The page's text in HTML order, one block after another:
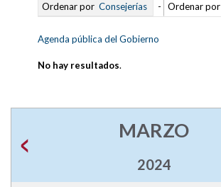
Ordenar por Consejerías - Ordenar por
Agenda pública del Gobierno
No hay resultados.
MARZO
2024